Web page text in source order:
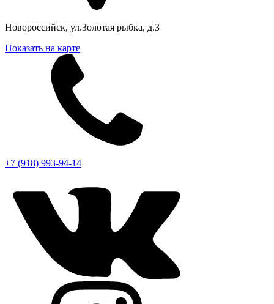
Новороссийск, ул.Золотая рыбка, д.3
Показать на карте
+7 (918) 993-94-14